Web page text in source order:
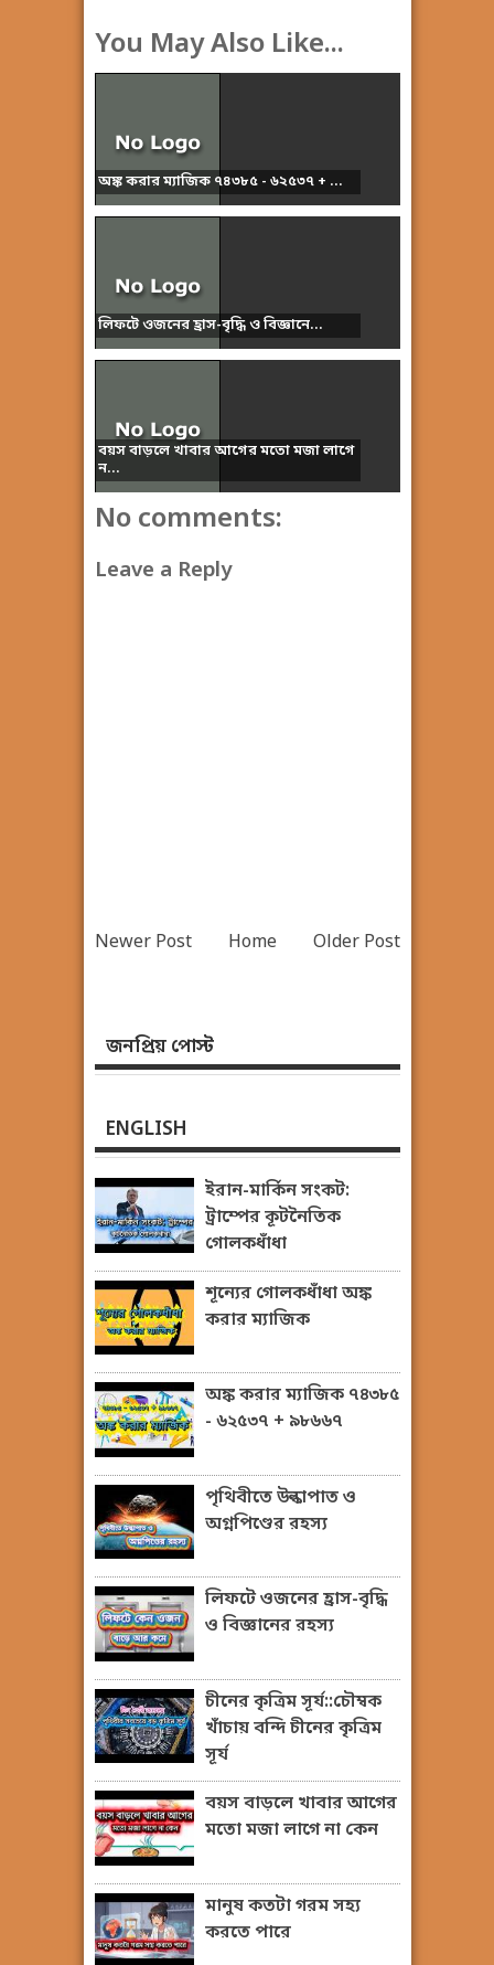
You May Also Like...
অঙ্ক করার ম্যাজিক ৭৪৩৮৫ - ৬২৫৩৭ + ...
লিফটে ওজনের হ্রাস-বৃদ্ধি ও বিজ্ঞানে...
বয়স বাড়লে খাবার আগের মতো মজা লাগে
ন...
No comments:
Leave a Reply
Newer Post Older Post
Home
জনপ্রিয় পোস্ট
ENGLISH
ইরান-মার্কিন সংকট:
ট্রাম্পের কূটনৈতিক
গোলকধাঁধা
শূন্যের গোলকধাঁধা অঙ্ক
করার ম্যাজিক
অঙ্ক করার ম্যাজিক ৭৪৩৮৫
- ৬২৫৩৭ + ৯৮৬৬৭
পৃথিবীতে উল্কাপাত ও
অগ্নপিণ্ডের রহস্য
লিফটে ওজনের হ্রাস-বৃদ্ধি
ও বিজ্ঞানের রহস্য
চীনের কৃত্রিম সূর্য::চৌম্বক
খাঁচায় বন্দি চীনের কৃত্রিম
সূর্য
বয়স বাড়লে খাবার আগের
মতো মজা লাগে না কেন
মানুষ কতটা গরম সহ্য
করতে পারে